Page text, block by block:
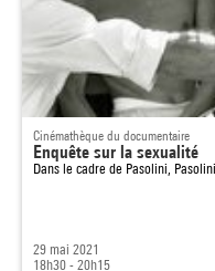
Cinémathèque du documentaire
Enquête sur la sexualité
Dans le cadre de Pasolini,
29 mai 2021
18h30 - 20h15